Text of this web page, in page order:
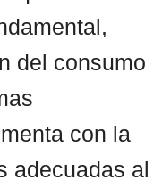
del consumo
con la
adecuadas al